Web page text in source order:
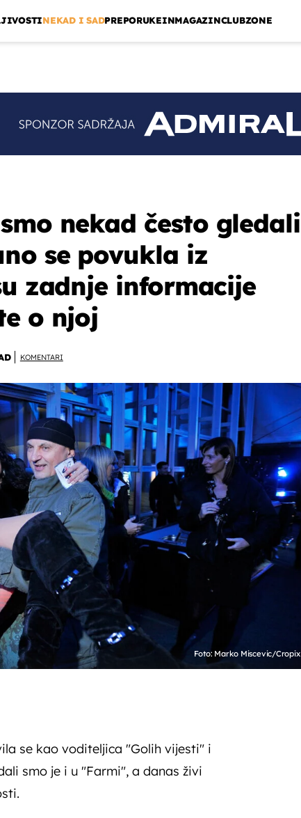
NEKAD I SADPREPORUKEINMAGAZINCLUBZONE
nekad često gledali
se povukla iz
zadnje informacije
o njoj
KOMENTARI
Foto: Marko Miscevic/Cropix
se kao voditeljica "Golih vijesti" i
smo je i u "Farmi", a danas živi